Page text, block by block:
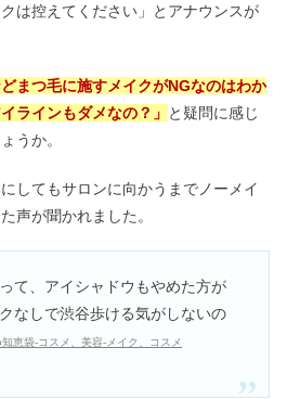
は控えてください」とアナウンスが
まつ毛に施すメイクがNGなのはわか
ラインもダメなの？」 と疑問に感じ
うか。
してもサロンに向かうまでノーメイ
声が聞かれました。
て、アイシャドウもやめた方が
なしで渋谷歩ける気がしないの
恵袋-コスメ、美容-メイク、コスメ